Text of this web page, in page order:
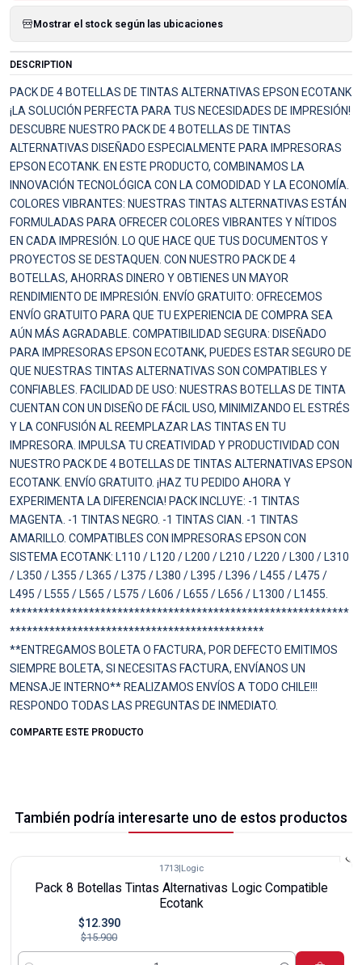
Mostrar el stock según las ubicaciones
DESCRIPTION
PACK DE 4 BOTELLAS DE TINTAS ALTERNATIVAS EPSON ECOTANK
¡LA SOLUCIÓN PERFECTA PARA TUS NECESIDADES DE IMPRESIÓN!
DESCUBRE NUESTRO PACK DE 4 BOTELLAS DE TINTAS
ALTERNATIVAS DISEÑADO ESPECIALMENTE PARA IMPRESORAS
EPSON ECOTANK. EN ESTE PRODUCTO, COMBINAMOS LA
INNOVACIÓN TECNOLÓGICA CON LA COMODIDAD Y LA ECONOMÍA.
COLORES VIBRANTES: NUESTRAS TINTAS ALTERNATIVAS ESTÁN
FORMULADAS PARA OFRECER COLORES VIBRANTES Y NÍTIDOS
EN CADA IMPRESIÓN. LO QUE HACE QUE TUS DOCUMENTOS Y
PROYECTOS SE DESTAQUEN. CON NUESTRO PACK DE 4
BOTELLAS, AHORRAS DINERO Y OBTIENES UN MAYOR
RENDIMIENTO DE IMPRESIÓN. ENVÍO GRATUITO: OFRECEMOS
ENVÍO GRATUITO PARA QUE TU EXPERIENCIA DE COMPRA SEA
AÚN MÁS AGRADABLE. COMPATIBILIDAD SEGURA: DISEÑADO
PARA IMPRESORAS EPSON ECOTANK, PUEDES ESTAR SEGURO DE
QUE NUESTRAS TINTAS ALTERNATIVAS SON COMPATIBLES Y
CONFIABLES. FACILIDAD DE USO: NUESTRAS BOTELLAS DE TINTA
CUENTAN CON UN DISEÑO DE FÁCIL USO, MINIMIZANDO EL ESTRÉS
Y LA CONFUSIÓN AL REEMPLAZAR LAS TINTAS EN TU
IMPRESORA. IMPULSA TU CREATIVIDAD Y PRODUCTIVIDAD CON
NUESTRO PACK DE 4 BOTELLAS DE TINTAS ALTERNATIVAS EPSON
ECOTANK. ENVÍO GRATUITO. ¡HAZ TU PEDIDO AHORA Y
EXPERIMENTA LA DIFERENCIA! PACK INCLUYE: -1 TINTAS
MAGENTA. -1 TINTAS NEGRO. -1 TINTAS CIAN. -1 TINTAS
AMARILLO. COMPATIBLES CON IMPRESORAS EPSON CON
SISTEMA ECOTANK: L110 / L120 / L200 / L210 / L220 / L300 / L310
/ L350 / L355 / L365 / L375 / L380 / L395 / L396 / L455 / L475 /
L495 / L555 / L565 / L575 / L606 / L655 / L656 / L1300 / L1455.
************************************************************
*********************************************
**ENTREGAMOS BOLETA O FACTURA, POR DEFECTO EMITIMOS
SIEMPRE BOLETA, SI NECESITAS FACTURA, ENVÍANOS UN
MENSAJE INTERNO** REALIZAMOS ENVÍOS A TODO CHILE!!!
RESPONDO TODAS LAS PREGUNTAS DE INMEDIATO.
COMPARTE ESTE PRODUCTO
También podría interesarte uno de estos productos
1713| Logic
Pack 8 Botellas Tintas Alternativas Logic Compatible
Ecotank
$12.390
$15.900